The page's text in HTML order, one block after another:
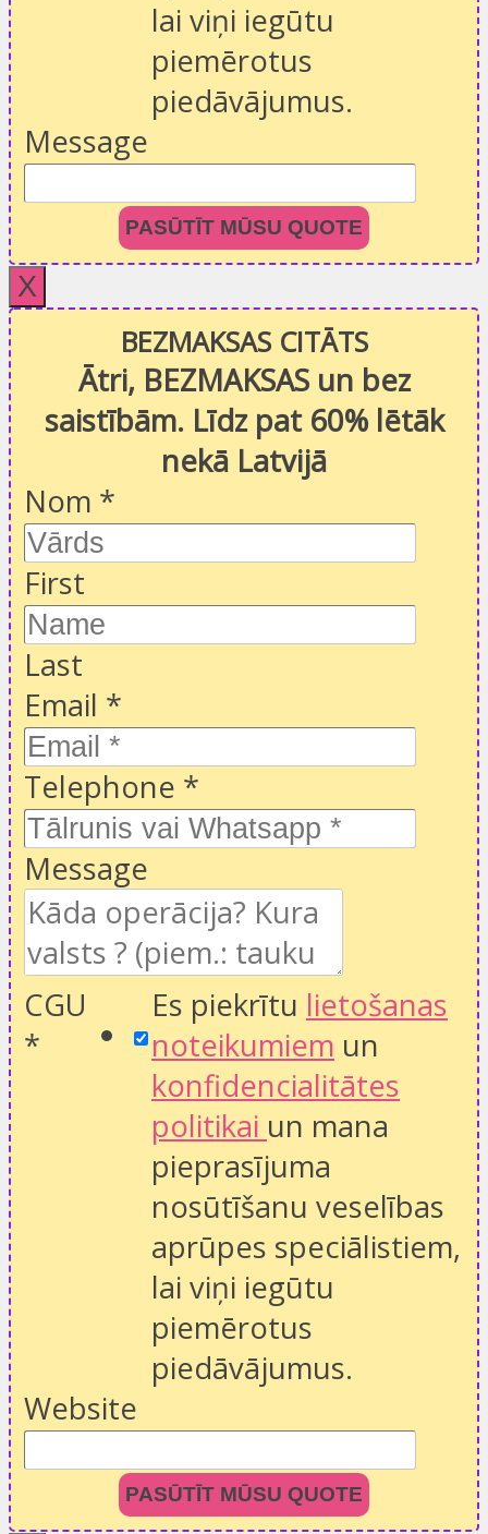
lai viņi iegūtu
piemērotus
piedāvājumus.
Message
PASŪTĪT MŪSU QUOTE
X
BEZMAKSAS CITĀTS
Ātri, BEZMAKSAS un bez
saistībām. Līdz pat 60% lētāk
nekā Latvijā
Nom *
First
Last
Email *
Telephone *
Message
CGU
*
Es piekrītu lietošanas
noteikumiem un
konfidencialitātes
politikai un mana
pieprasījuma
nosūtīšanu veselības
aprūpes speciālistiem,
lai viņi iegūtu
piemērotus
piedāvājumus.
Website
PASŪTĪT MŪSU QUOTE